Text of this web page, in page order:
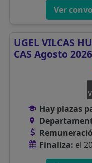
Ver
UGEL VILCAS
CAS Agosto
Hay plazas
Finaliza: el